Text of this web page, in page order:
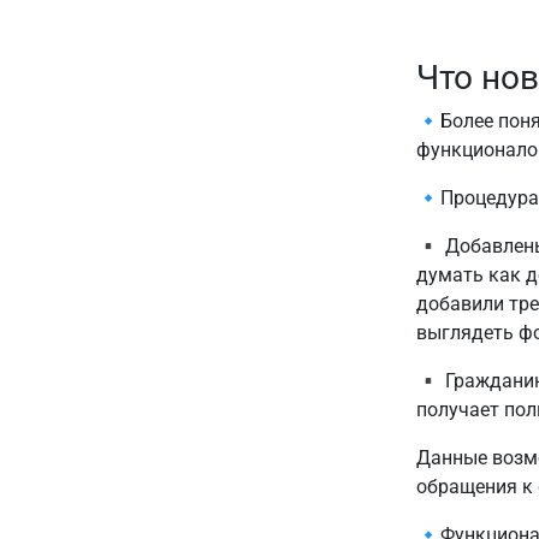
Что
🔹Более
▪️
думать как
добавили
выглядеть
▪️
получает
Данные
обращения к